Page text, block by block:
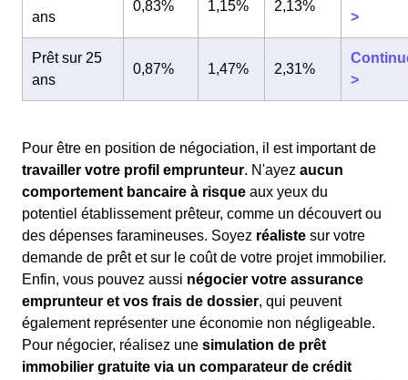
ans
0,83% 1,15% 2,13%
>
Prêt sur 25
ans
0,87% 1,47% 2,31%
>
Pour être en position de négociation, il est important de
travailler votre profil emprunteur. N'ayez aucun
comportement bancaire à risque aux yeux du
potentiel établissement prêteur, comme un découvert ou
des dépenses faramineuses. Soyez réaliste sur votre
demande de prêt et sur le coût de votre projet immobilier.
Enfin, vous pouvez aussi négocier votre assurance
emprunteur et vos frais de dossier, qui peuvent
également représenter une économie non négligeable.
Pour négocier, réalisez une simulation de prêt
immobilier gratuite via un comparateur de crédit